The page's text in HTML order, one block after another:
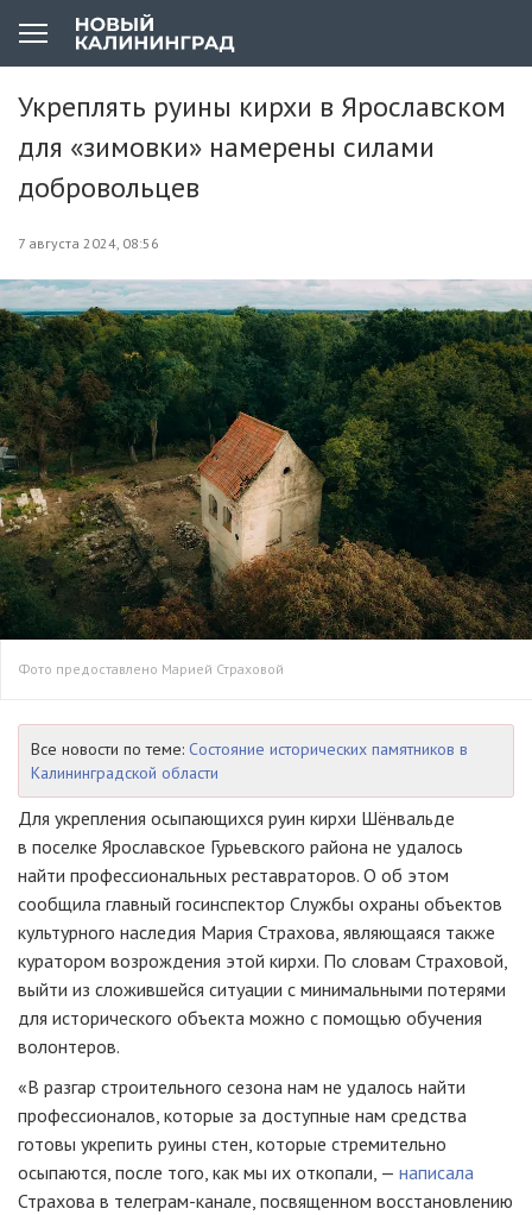
Укреплять руины кирхи в Ярославском
для «зимовки» намерены силами
добровольцев
7 августа 2024, 08:56
Фото предоставлено Марией Страховой
Все новости по теме: Состояние исторических памятников в
Калининградской области
Для укрепления осыпающихся руин кирхи Шёнвальде
в поселке Ярославское Гурьевского района не удалось
найти профессиональных реставраторов. О об этом
сообщила главный госинспектор Службы охраны объектов
культурного наследия Мария Страхова, являющаяся также
куратором возрождения этой кирхи. По словам Страховой,
выйти из сложившейся ситуации с минимальными потерями
для исторического объекта можно с помощью обучения
волонтеров.
«В разгар строительного сезона нам не удалось найти
профессионалов, которые за доступные нам средства
готовы укрепить руины стен, которые стремительно
осыпаются, после того, как мы их откопали, — написала
Страхова в телеграм-канале, посвященном восстановлению